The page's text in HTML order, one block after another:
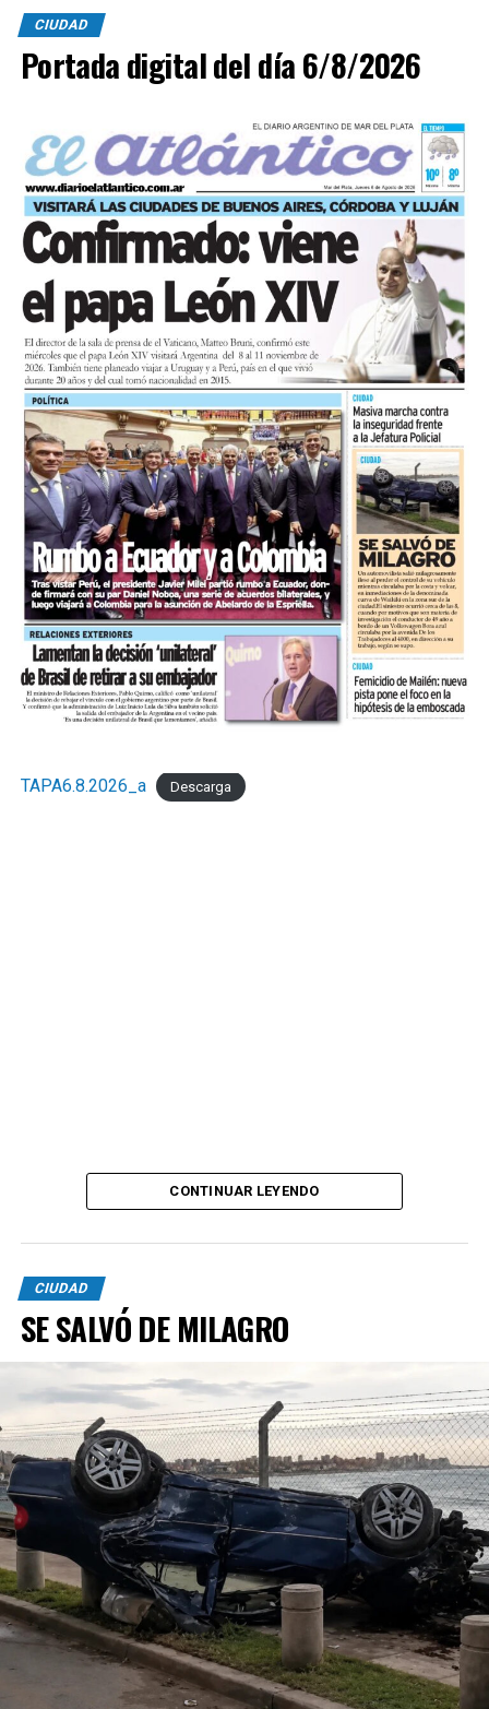
CIUDAD
Portada digital del día 6/8/2026
TAPA6.8.2026_a Descarga
CONTINUAR LEYENDO
CIUDAD
SE SALVÓ DE MILAGRO